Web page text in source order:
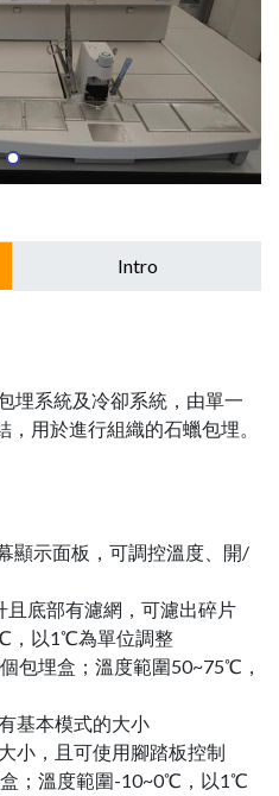
Intro
埋系統及冷卻系統，由單一
用於進行組織的石蠟包埋。
顯示面板，可調控溫度、開/
底部有濾網，可濾出碎片
，以1℃為單位調整
包埋盒；溫度範圍50~75℃，
基本模式的大小
小，且可使用腳踏板控制
；溫度範圍-10~0℃，以1℃